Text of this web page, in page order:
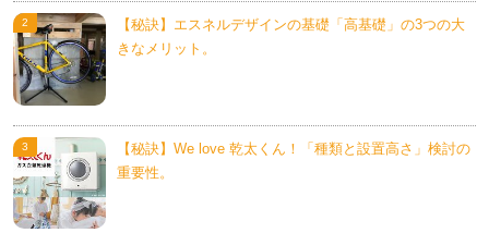
【秘訣】エスネルデザインの基礎「高基礎」の3つの大
きなメリット。
【秘訣】We love 乾太くん！「種類と設置高さ」検討の
重要性。